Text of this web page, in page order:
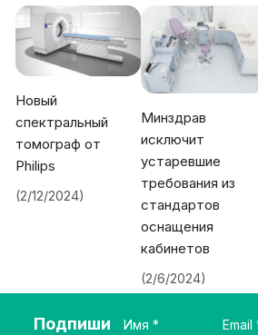
Новый
спектральный
томограф от
Philips
(2/12/2024)
Минздрав
исключит
устаревшие
требования из
стандартов
оснащения
кабинетов
(2/6/2024)
Подпиши
Имя Email